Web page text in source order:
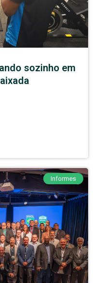
sozinho em
Informes